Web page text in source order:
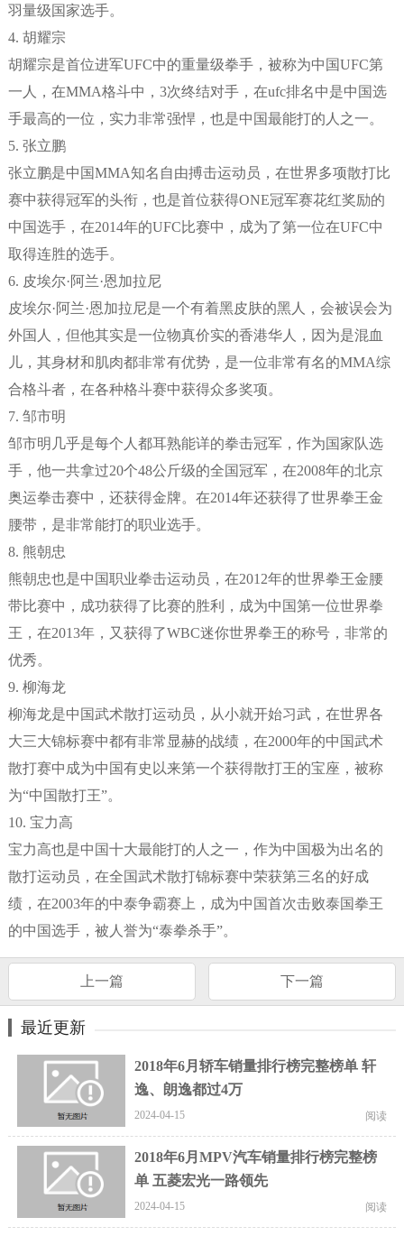
羽量级国家选手。
4. 胡耀宗
胡耀宗是首位进军UFC中的重量级拳手，被称为中国UFC第
一人，在MMA格斗中，3次终结对手，在ufc排名中是中国选
手最高的一位，实力非常强悍，也是中国最能打的人之一。
5. 张立鹏
张立鹏是中国MMA知名自由搏击运动员，在世界多项散打比
赛中获得冠军的头衔，也是首位获得ONE冠军赛花红奖励的
中国选手，在2014年的UFC比赛中，成为了第一位在UFC中
取得连胜的选手。
6. 皮埃尔·阿兰·恩加拉尼
皮埃尔·阿兰·恩加拉尼是一个有着黑皮肤的黑人，会被误会为
外国人，但他其实是一位物真价实的香港华人，因为是混血
儿，其身材和肌肉都非常有优势，是一位非常有名的MMA综
合格斗者，在各种格斗赛中获得众多奖项。
7. 邹市明
邹市明几乎是每个人都耳熟能详的拳击冠军，作为国家队选
手，他一共拿过20个48公斤级的全国冠军，在2008年的北京
奥运拳击赛中，还获得金牌。在2014年还获得了世界拳王金
腰带，是非常能打的职业选手。
8. 熊朝忠
熊朝忠也是中国职业拳击运动员，在2012年的世界拳王金腰
带比赛中，成功获得了比赛的胜利，成为中国第一位世界拳
王，在2013年，又获得了WBC迷你世界拳王的称号，非常的
优秀。
9. 柳海龙
柳海龙是中国武术散打运动员，从小就开始习武，在世界各
大三大锦标赛中都有非常显赫的战绩，在2000年的中国武术
散打赛中成为中国有史以来第一个获得散打王的宝座，被称
为“中国散打王”。
10. 宝力高
宝力高也是中国十大最能打的人之一，作为中国极为出名的
散打运动员，在全国武术散打锦标赛中荣获第三名的好成
绩，在2003年的中泰争霸赛上，成为中国首次击败泰国拳王
的中国选手，被人誉为“泰拳杀手”。
上一篇 下一篇
最近更新
2018年6月轿车销量排行榜完整榜单 轩
逸、朗逸都过4万
2024-04-15 阅读
2018年6月MPV汽车销量排行榜完整榜
单 五菱宏光一路领先
2024-04-15 阅读